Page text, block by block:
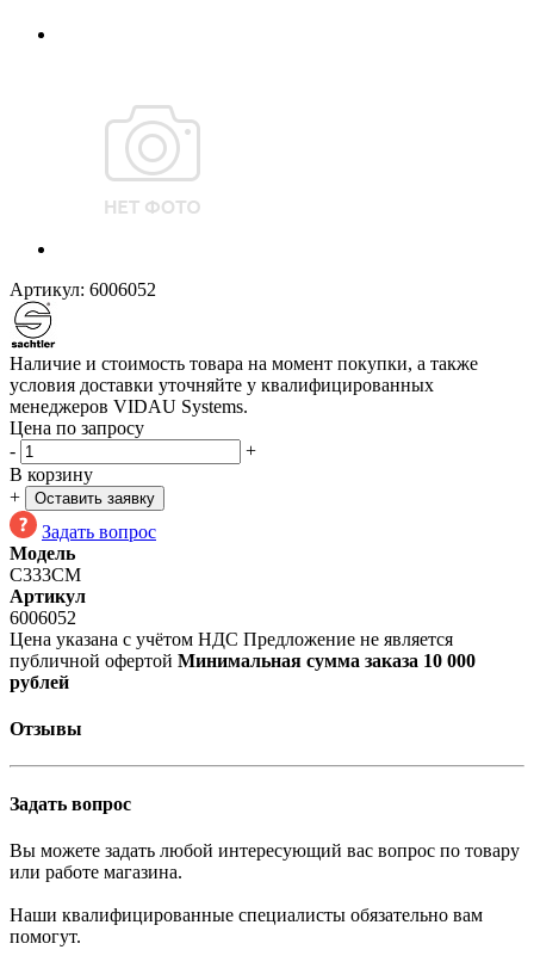
Артикул: 6006052
Наличие и стоимость товара на момент покупки, а также
условия доставки уточняйте у квалифицированных
менеджеров VIDAU Systems.
Цена по запросу
-
+
В корзину
+
Оставить заявку
Задать вопрос
Модель
C333CM
Артикул
6006052
Цена указана с учётом НДС Предложение не является
публичной офертой Минимальная сумма заказа 10 000
рублей
Отзывы
Задать вопрос
Вы можете задать любой интересующий вас вопрос по товару
или работе магазина.
Наши квалифицированные специалисты обязательно вам
помогут.